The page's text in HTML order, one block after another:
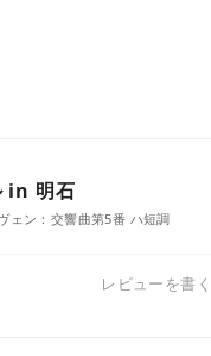
in 明石
ェン：交響曲第5番 ハ短調
レビューを書く